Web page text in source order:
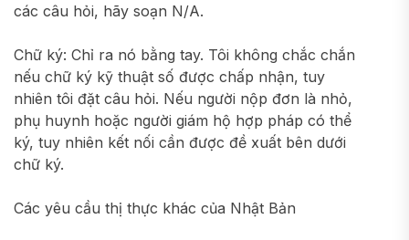
các câu hỏi, hãy soạn N/A.
Chữ ký: Chỉ ra nó bằng tay. Tôi không chắc chắn
nếu chữ ký kỹ thuật số được chấp nhận, tuy
nhiên tôi đặt câu hỏi. Nếu người nộp đơn là nhỏ,
phụ huynh hoặc người giám hộ hợp pháp có thể
ký, tuy nhiên kết nối cần được đề xuất bên dưới
chữ ký.
Các yêu cầu thị thực khác của Nhật Bản